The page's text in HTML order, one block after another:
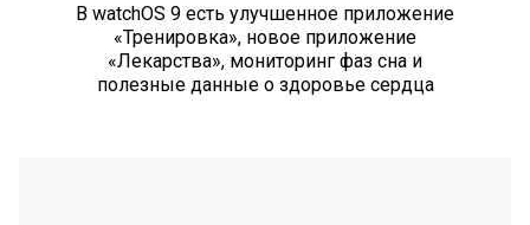
В watchOS 9 есть улучшенное приложение
«Тренировка», новое приложение
«Лекарства», мониторинг фаз сна и
полезные данные о здоровье сердца